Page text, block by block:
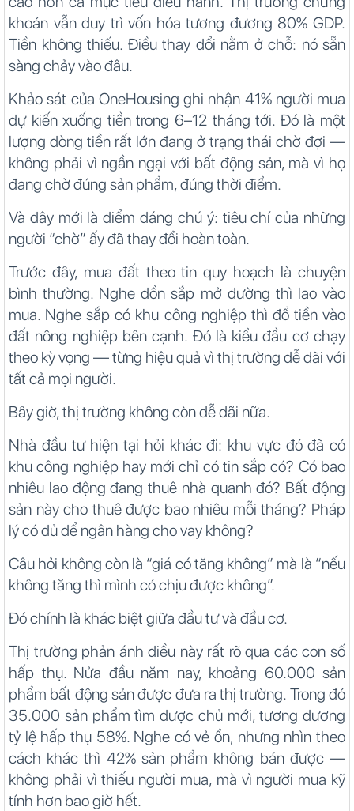
khoán vẫn duy trì vốn hóa tương đương 80% GDP.
Tiền không thiếu. Điều thay đổi nằm ở chỗ: nó sẵn
sàng chảy vào đâu.
Khảo sát của OneHousing ghi nhận 41% người mua
dự kiến xuống tiền trong 6–12 tháng tới. Đó là một
lượng dòng tiền rất lớn đang ở trạng thái chờ đợi —
không phải vì ngần ngại với bất động sản, mà vì họ
đang chờ đúng sản phẩm, đúng thời điểm.
Và đây mới là điểm đáng chú ý: tiêu chí của những
người “chờ” ấy đã thay đổi hoàn toàn.
Trước đây, mua đất theo tin quy hoạch là chuyện
bình thường. Nghe đồn sắp mở đường thì lao vào
mua. Nghe sắp có khu công nghiệp thì đổ tiền vào
đất nông nghiệp bên cạnh. Đó là kiểu đầu cơ chạy
theo kỳ vọng — từng hiệu quả vì thị trường dễ dãi với
tất cả mọi người.
Bây giờ, thị trường không còn dễ dãi nữa.
Nhà đầu tư hiện tại hỏi khác đi: khu vực đó đã có
khu công nghiệp hay mới chỉ có tin sắp có? Có bao
nhiêu lao động đang thuê nhà quanh đó? Bất động
sản này cho thuê được bao nhiêu mỗi tháng? Pháp
lý có đủ để ngân hàng cho vay không?
Câu hỏi không còn là “giá có tăng không” mà là “nếu
không tăng thì mình có chịu được không”.
Đó chính là khác biệt giữa đầu tư và đầu cơ.
Thị trường phản ánh điều này rất rõ qua các con số
hấp thụ. Nửa đầu năm nay, khoảng 60.000 sản
phẩm bất động sản được đưa ra thị trường. Trong đó
35.000 sản phẩm tìm được chủ mới, tương đương
tỷ lệ hấp thụ 58%. Nghe có vẻ ổn, nhưng nhìn theo
cách khác thì 42% sản phẩm không bán được —
không phải vì thiếu người mua, mà vì người mua kỹ
tính hơn bao giờ hết.